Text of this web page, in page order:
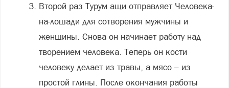
Второй раз Турум ащи отправляет Человека-
на-лошади для сотворения мужчины и
женщины. Снова он начинает работу над
творением человека. Теперь он кости
человеку делает из травы, а мясо – из
простой глины. После окончания работы